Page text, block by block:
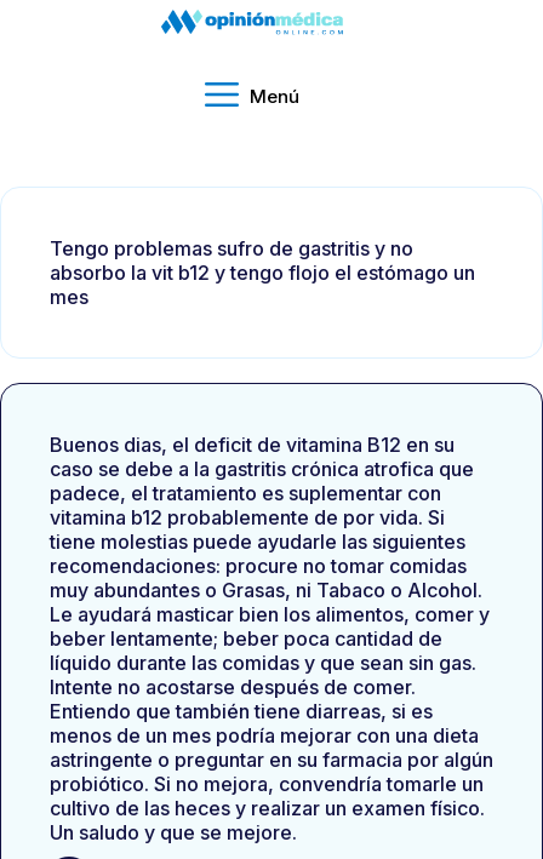
Menú
Tengo problemas sufro de gastritis y no
absorbo la vit b12 y tengo flojo el estómago un
mes
Buenos dias, el deficit de vitamina B12 en su
caso se debe a la gastritis crónica atrofica que
padece, el tratamiento es suplementar con
vitamina b12 probablemente de por vida. Si
tiene molestias puede ayudarle las siguientes
recomendaciones: procure no tomar comidas
muy abundantes o Grasas, ni Tabaco o Alcohol.
Le ayudará masticar bien los alimentos, comer y
beber lentamente; beber poca cantidad de
líquido durante las comidas y que sean sin gas.
Intente no acostarse después de comer.
Entiendo que también tiene diarreas, si es
menos de un mes podría mejorar con una dieta
astringente o preguntar en su farmacia por algún
probiótico. Si no mejora, convendría tomarle un
cultivo de las heces y realizar un examen físico.
Un saludo y que se mejore.